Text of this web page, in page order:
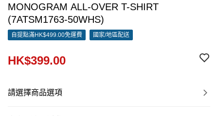
MONOGRAM ALL-OVER T-SHIRT
(7ATSM1763-50WHS)
自提點滿HK$499.00免運費 國家/地區配送
HK$399.00
請選擇商品選項